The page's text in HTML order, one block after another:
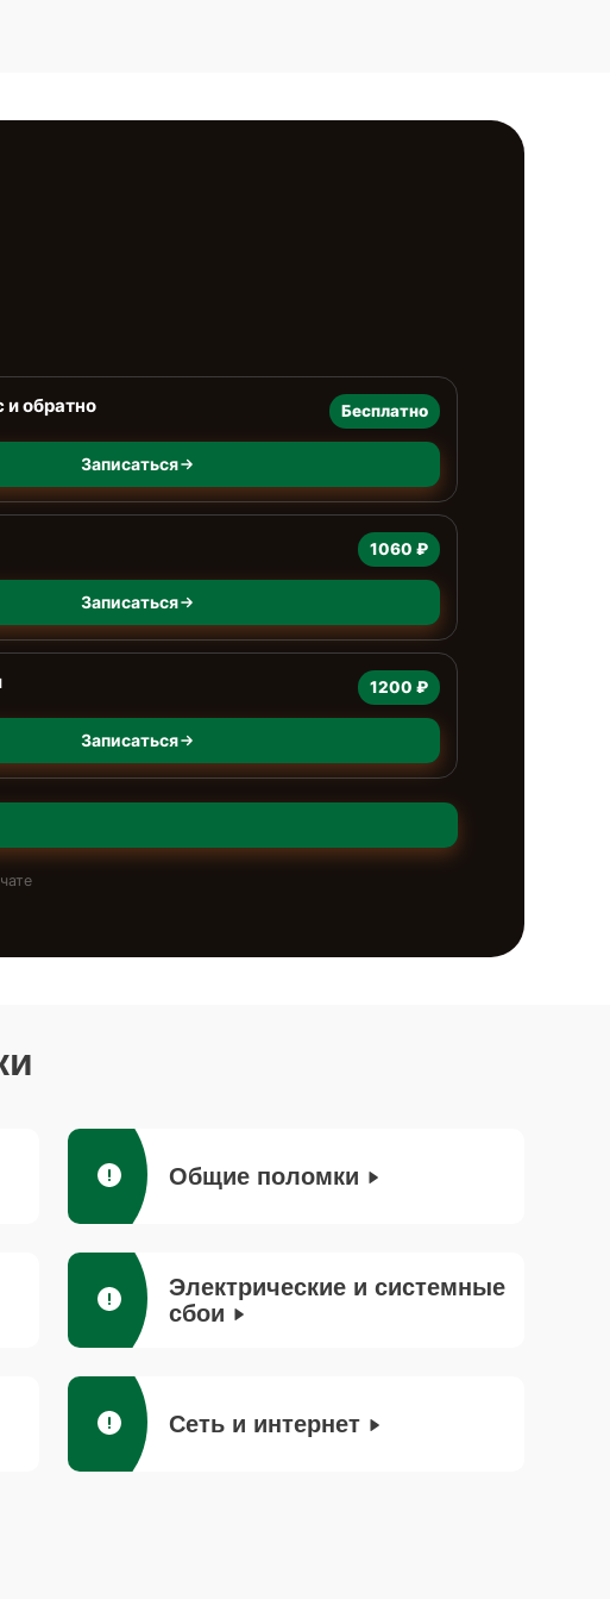
и обратно Бесплатно
Записаться
1060 ₽
Записаться
1200 ₽
Записаться
Общие поломки
Электрические и системные
сбои
Сеть и интернет